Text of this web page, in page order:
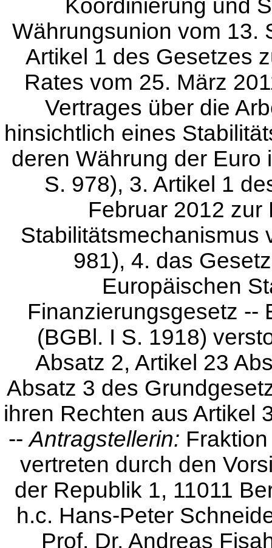
Koordinierung und
Währungsunion vom 13.
Artikel 1 des Gesetzes
Rates vom 25. März
Vertrages über die
hinsichtlich eines
deren Währung der Euro
S. 978), 3. Artikel 1
Februar 2012
Stabilitätsmechanismus
981), 4. das
Europäischen
Finanzierungsgesetz --
(BGBl. I S. 1918)
Absatz 2, Artikel 23
Absatz 3 des
ihren Rechten aus Artikel
--Antragstellerin:
vertreten durch den
der Republik 1, 11011
h.c. Hans-Peter
Prof. Dr. Andreas